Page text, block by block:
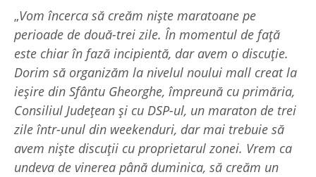
„Vom încerca să creăm niște maratoane pe
perioade de două-trei zile. În momentul de față
este chiar în fază incipientă, dar avem o discuție.
Dorim să organizăm la nivelul noului mall creat la
ieșire din Sfântu Gheorghe, împreună cu primăria,
Consiliul Județean și cu DSP-ul, un maraton de trei
zile într-unul din weekenduri, dar mai trebuie să
avem niște discuții cu proprietarul zonei. Vrem ca
undeva de vinerea până duminica, să creăm un